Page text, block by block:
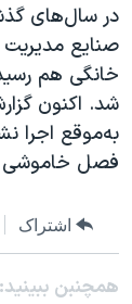
در سال‌های
شد. اکنون
فصل خاموشی
اشتراک
همچنبن ببینید: